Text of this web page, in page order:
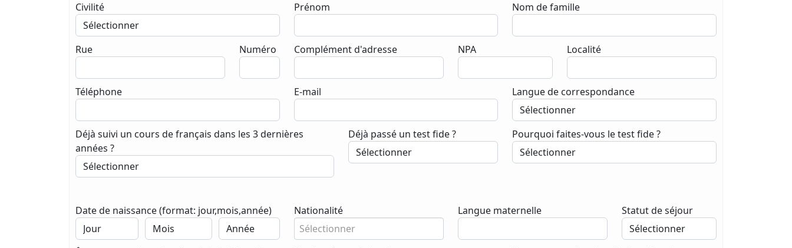
Civilité Prénom Nom de famille
Rue Numéro Complément d'adresse NPA Localité
Téléphone E-mail Langue de correspondance
Déjà suivi un cours de français dans les 3 dernières
années ?
Déjà passé un test fide ? Pourquoi faites-vous le test fide ?
Date de naissance (format: jour,mois,année)
Nationalité
Sélectionner
Langue maternelle Statut de séjour